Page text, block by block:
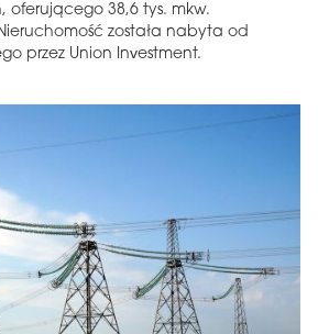
oferującego 38,6 tys. mkw.
została nabyta od
przez Union Investment.